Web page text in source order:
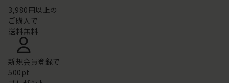
3,980円以上の
ご購入で
送料無料
新規会員登録で
500pt